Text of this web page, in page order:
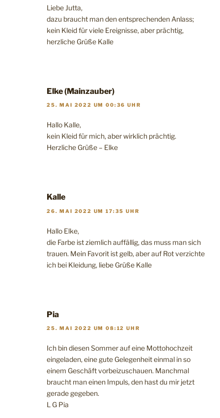
Liebe Jutta,
dazu braucht man den entsprechenden Anlass;
kein Kleid für viele Ereignisse, aber prächtig,
herzliche Grüße Kalle
Elke (Mainzauber)
25. MAI 2022 UM 00:36 UHR
Hallo Kalle,
kein Kleid für mich, aber wirklich prächtig.
Herzliche Grüße – Elke
Kalle
26. MAI 2022 UM 17:35 UHR
Hallo Elke,
die Farbe ist ziemlich auffällig, das muss man sich
trauen. Mein Favorit ist gelb, aber auf Rot verzichte
ich bei Kleidung, liebe Grüße Kalle
Pia
25. MAI 2022 UM 08:12 UHR
Ich bin diesen Sommer auf eine Mottohochzeit
eingeladen, eine gute Gelegenheit einmal in so
einem Geschäft vorbeizuschauen. Manchmal
braucht man einen Impuls, den hast du mir jetzt
gerade gegeben.
L G Pia